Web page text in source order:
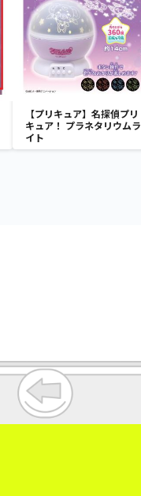
【プリキュア】名探偵プリ
キュア！ プラネタリウムラ
イト